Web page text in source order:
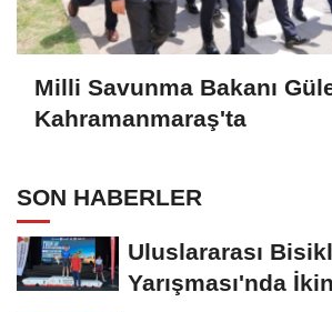
Milli Savunma Bakanı
Kahramanmaraş'ta
SON HABERLER
Uluslararası
Yarışması'nda